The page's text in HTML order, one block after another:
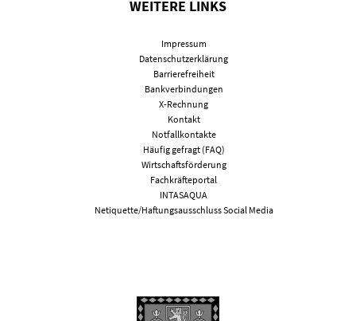
WEITERE LINKS
Impressum
Datenschutzerklärung
Barrierefreiheit
Bankverbindungen
X-Rechnung
Kontakt
Notfallkontakte
Häufig gefragt (FAQ)
Wirtschaftsförderung
Fachkräfteportal
INTASAQUA
Netiquette/Haftungsausschluss Social Media